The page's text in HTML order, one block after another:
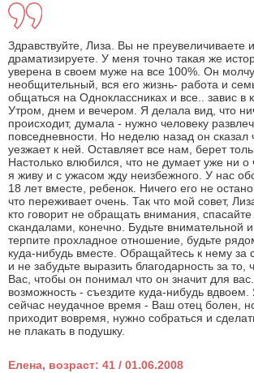
Здравствуйте, Лиза. Вы не преувеличиваете
драматизируете. У меня точно такая же
уверена в своем муже на все 100%. Он
необщительный, вся его жизнь- работа и
общаться на Одноклассниках и все.. завис в
Утром, днем и вечером. Я делала вид, что
происходит, думала - нужно человеку
повседневности. Но неделю назад он сказал
уезжает к ней. Оставляет все нам, берет
Настолько влюбился, что не думает уже ни
я живу и с ужасом жду неизбежного. У нас
18 лет вместе, ребенок. Ничего его не
что переживает очень. Так что мой совет,
кто говорит не обращать внимания,
скандалами, конечно. Будьте внимательной
терпите прохладное отношение, будьте
куда-нибудь вместе. Обращайтесь к нему
и не забудьте выразить благодарность за то,
Вас, чтобы он понимал что он значит для
возможность - съездите куда-нибудь
сейчас неудачное время - Ваш отец болен,
приходит вовремя, нужно собраться и
не плакать в подушку.
Елена, возраст: 41 / 01.06.2008